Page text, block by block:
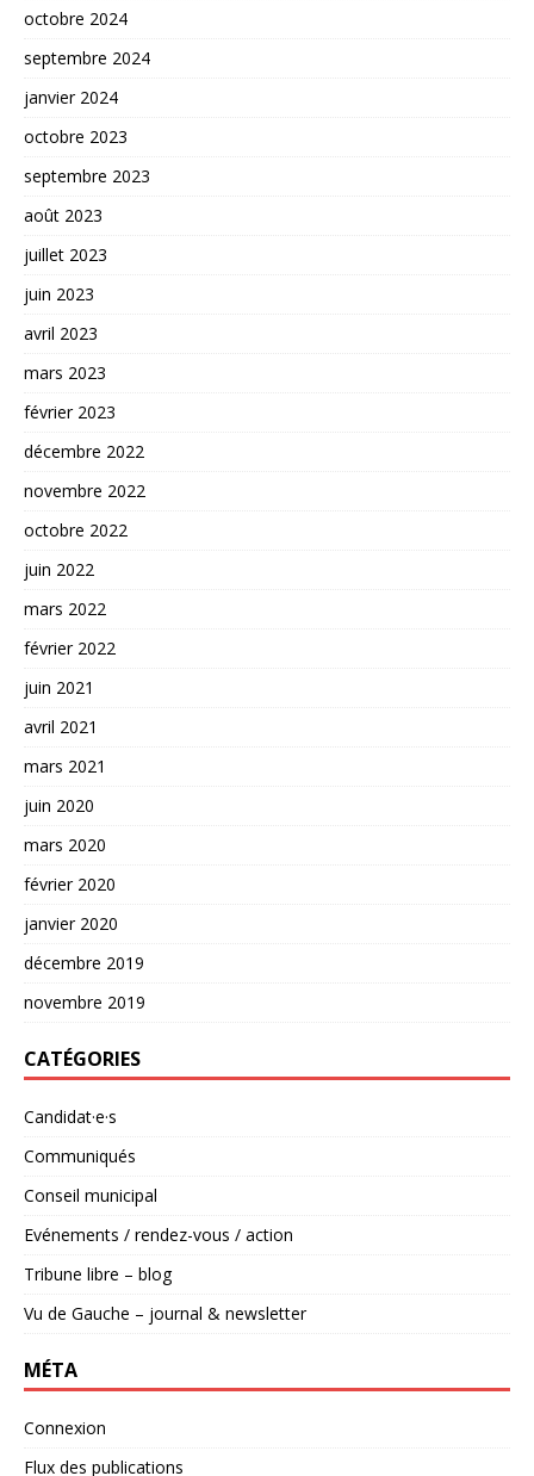
octobre 2024
septembre 2024
janvier 2024
octobre 2023
septembre 2023
août 2023
juillet 2023
juin 2023
avril 2023
mars 2023
février 2023
décembre 2022
novembre 2022
octobre 2022
juin 2022
mars 2022
février 2022
juin 2021
avril 2021
mars 2021
juin 2020
mars 2020
février 2020
janvier 2020
décembre 2019
novembre 2019
CATÉGORIES
Candidat·e·s
Communiqués
Conseil municipal
Evénements / rendez-vous / action
Tribune libre – blog
Vu de Gauche – journal & newsletter
MÉTA
Connexion
Flux des publications